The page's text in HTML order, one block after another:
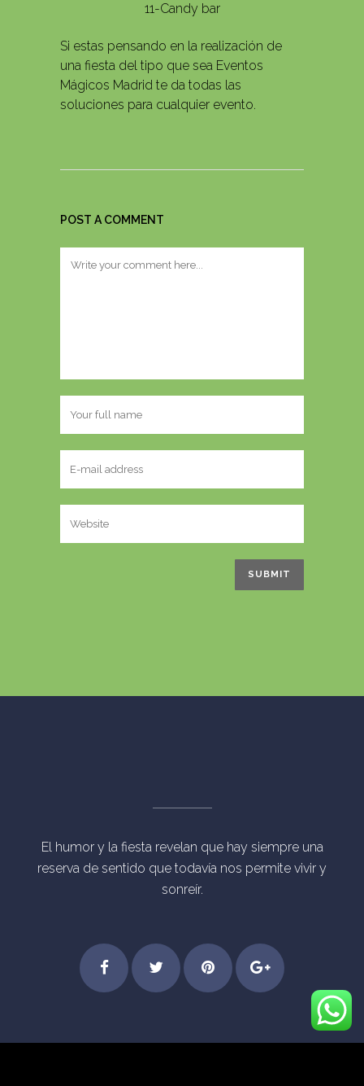
11-Candy bar
Si estas pensando en la realización de
una fiesta del tipo que sea Eventos
Mágicos Madrid te da todas las
soluciones para cualquier evento.
POST A COMMENT
El humor y la fiesta revelan que hay siempre una
reserva de sentido que todavía nos permite vivir y
sonreír.